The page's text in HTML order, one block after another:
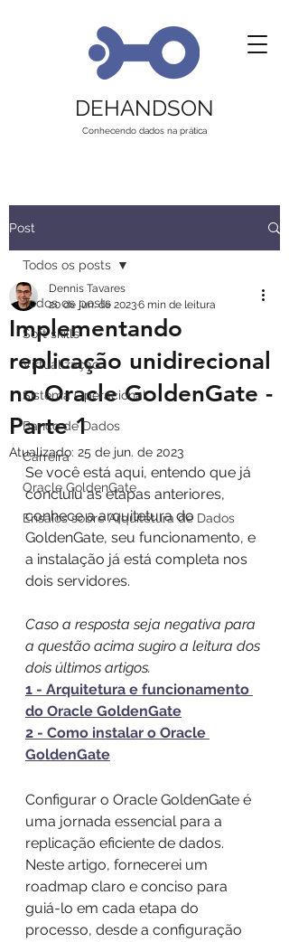
DEHANDSON
Conhecendo dados na prática
Post
Todos os posts
Soft skills
Virtualização
Sistema Operacional
Banco de Dados
Carreira
Oracle GoldenGate
Ensaios sobre Arquitetura de Dados
Todos os posts
Implementando
replicação unidirecional
no Oracle GoldenGate -
Parte 1
Dennis Tavares
20 de jun. de 20236 min de leitura
Atualizado: 25 de jun. de 2023
Se você está aqui, entendo que já
concluiu as etapas anteriores,
conhece a arquitetura do
GoldenGate, seu funcionamento, e
a instalação já está completa nos
dois servidores.
Caso a resposta seja negativa para
a questão acima sugiro a leitura dos
dois últimos artigos.
1 - Arquitetura e funcionamento
do Oracle GoldenGate
2 - Como instalar o Oracle
GoldenGate
Configurar o Oracle GoldenGate é
uma jornada essencial para a
replicação eficiente de dados.
Neste artigo, fornecerei um
roadmap claro e conciso para
guiá-lo em cada etapa do
processo, desde a configuração